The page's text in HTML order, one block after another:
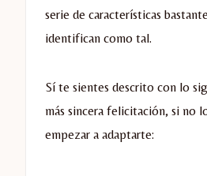
serie de características
identifican como tal.
Sí te sientes descrito con lo
más sincera felicitación, si no
empezar a adaptarte: